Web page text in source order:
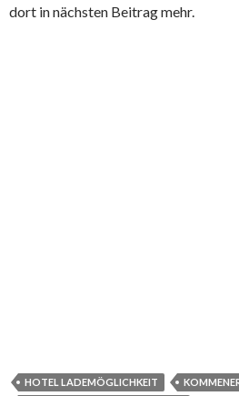
dort in nächsten Beitrag mehr.
HOTEL LADEMÖGLICHKEIT